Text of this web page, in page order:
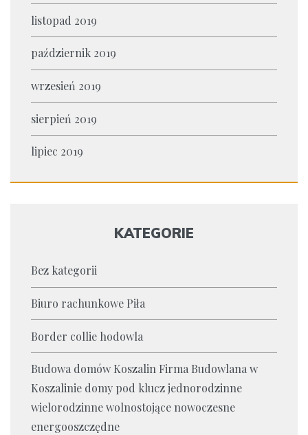
listopad 2019
październik 2019
wrzesień 2019
sierpień 2019
lipiec 2019
KATEGORIE
Bez kategorii
Biuro rachunkowe Piła
Border collie hodowla
Budowa domów Koszalin Firma Budowlana w
Koszalinie domy pod klucz jednorodzinne
wielorodzinne wolnostojące nowoczesne
energooszczędne